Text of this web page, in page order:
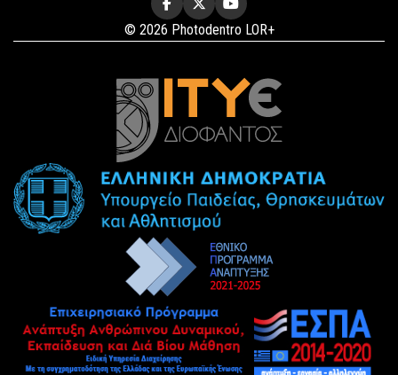
© 2026 Photodentro LOR+